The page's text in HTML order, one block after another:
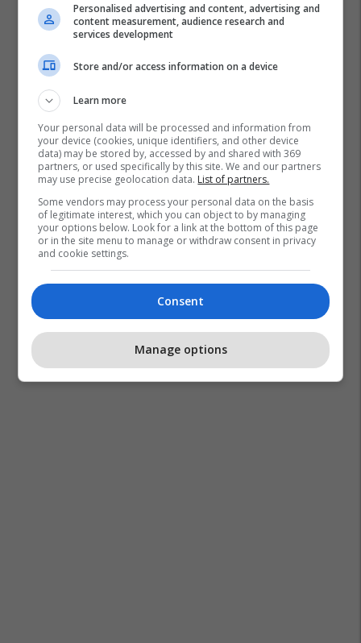
Ramë Buja Shtabi I Përgjithshëm
Uçk
Jakup Krasniqi
Sokol Bashota Albin Kurti
Personalised advertising and content, advertising and
content measurement, audience research and
services development
Store and/or access information on a device
Learn more
Your personal data will be processed and information from
your device (cookies, unique identifiers, and other device
data) may be stored by, accessed by and shared with 369
partners, or used specifically by this site. We and our partners
may use precise geolocation data. List of partners.
Some vendors may process your personal data on the basis
of legitimate interest, which you can object to by managing
your options below. Look for a link at the bottom of this page
or in the site menu to manage or withdraw consent in privacy
and cookie settings.
Consent
Manage options